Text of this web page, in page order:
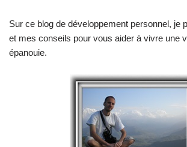
Sur ce blog de développement personnel, je
et mes conseils pour vous aider à vivre une
épanouie.